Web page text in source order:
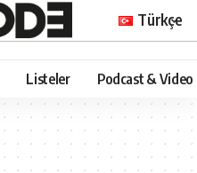
Türkçe
Listeler Podcast & Video